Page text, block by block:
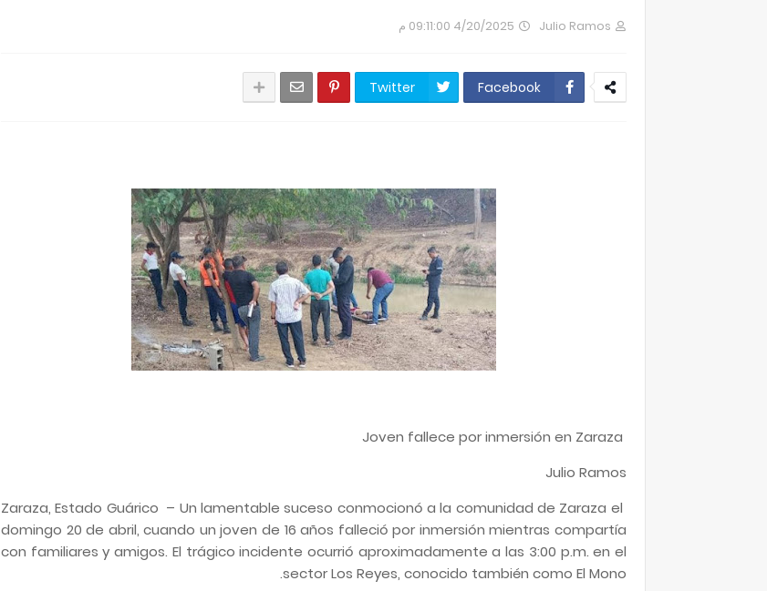
Julio Ramos 4/20/2025 09:11:00 م
Facebook
Twitter
Julio Ramos
Zaraza, Estado Guárico – Un lamentable suceso conmocionó a la comunidad de Zaraza el
domingo 20 de abril, cuando un joven de 16 años falleció por inmersión mientras compartía
con familiares y amigos. El trágico incidente ocurrió aproximadamente a las 3:00 p.m. en el
sector Los Reyes, conocido también como El Mono.